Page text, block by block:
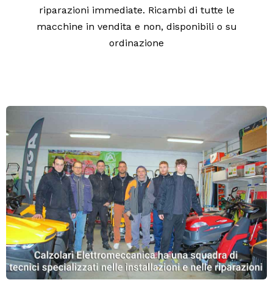
riparazioni immediate. Ricambi di tutte le
macchine in vendita e non, disponibili o su
ordinazione